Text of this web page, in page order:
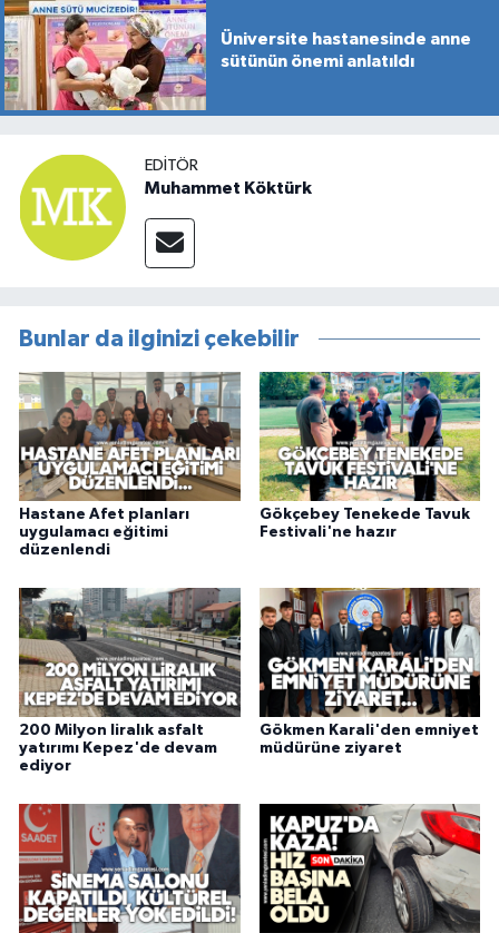
Üniversite hastanesinde anne
sütünün önemi anlatıldı
EDITÖR
Muhammet Köktürk
Bunlar da ilginizi çekebilir
Hastane Afet planları
uygulamacı eğitimi
düzenlendi
Gökçebey Tenekede Tavuk
Festivali'ne hazır
200 Milyon liralık asfalt
yatırımı Kepez'de devam
ediyor
Gökmen Karali'den emniyet
müdürüne ziyaret